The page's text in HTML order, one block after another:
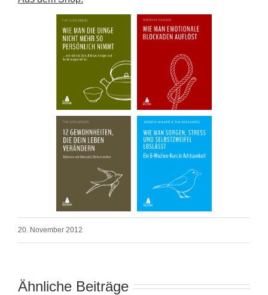
20. November 2012
Ähnliche Beiträge